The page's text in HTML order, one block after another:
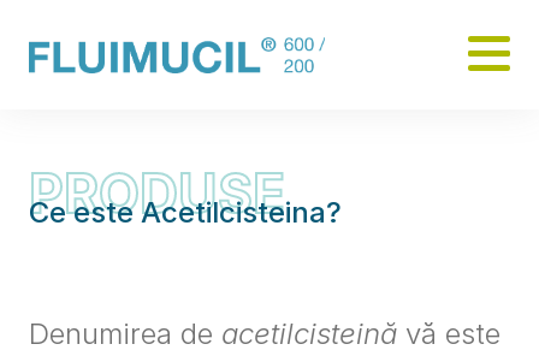
Acetilcisteina
PRODUSE
Ce este Acetilcisteina?
Denumirea de acetilcisteină vă este